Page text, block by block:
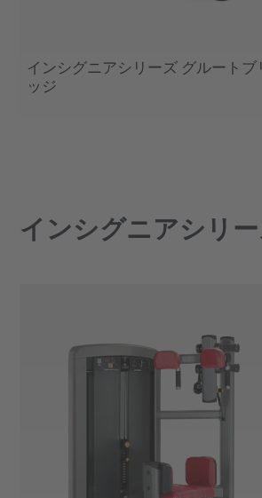
インシグニアシリーズ グルートブ
ッジ
インシグニアシリ